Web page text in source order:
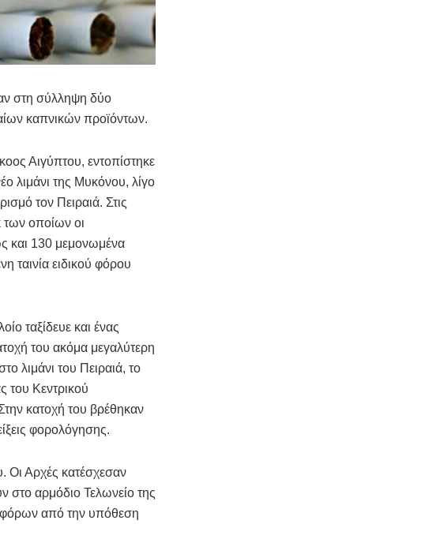
στη σύλληψη δύο
καπνικών προϊόντων.
Αιγύπτου, εντοπίστηκε
λιμάνι της Μυκόνου, λίγο
τον Πειραιά. Στις
των οποίων οι
και 130 μεμονωμένα
ταινία ειδικού φόρου
ταξίδευε και ένας
του ακόμα μεγαλύτερη
λιμάνι του Πειραιά, το
του Κεντρικού
κατοχή του βρέθηκαν
φορολόγησης.
Οι Αρχές κατέσχεσαν
στο αρμόδιο Τελωνείο της
από την υπόθεση